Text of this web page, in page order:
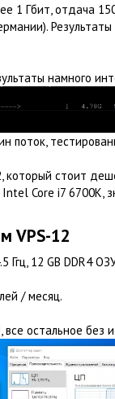
1 Гбит, отдача
намного
поток,
который стоит
Core i7 6700K,
VPS-12
12 GB DDR4
/ месяц.
все остальное без